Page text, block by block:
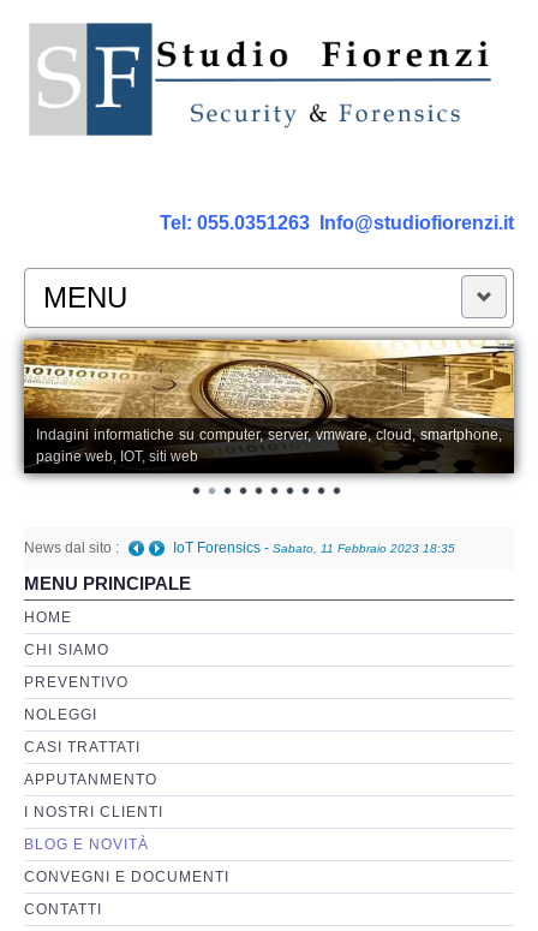
Tel: 055.0351263 Info@studiofiorenzi.it
MENU
PERIZIE
Perizia Computer
Perizia Smartphone Tablet,Cell.
Perizia Rete dati
Perizia Basi di Dati
Perizia Immagini e Video
Perzia su Software/Programmi
Perizia Fonica e Trascrizioni
Perizia su Social Network
Perizia Web Reputation
Indagini informatiche su computer, server, vmware, cloud, smartphone,
pagine web, IOT, siti web
News dal sito : Telefono danneggiato posso recuperare i dati anche
a fini giudiziari?
MENU PRINCIPALE
HOME
CHI SIAMO
PREVENTIVO
NOLEGGI
CASI TRATTATI
APPUTANMENTO
I NOSTRI CLIENTI
BLOG E NOVITÀ
CONVEGNI E DOCUMENTI
CONTATTI